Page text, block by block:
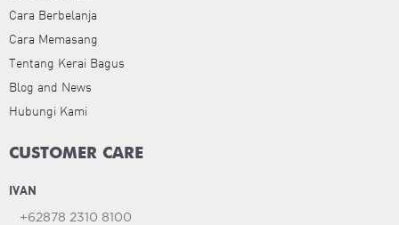
Cara Berbelanja
Cara Memasang
Tentang Kerai Bagus
Blog and News
Hubungi Kami
CUSTOMER CARE
IVAN
+62878 2310 8100